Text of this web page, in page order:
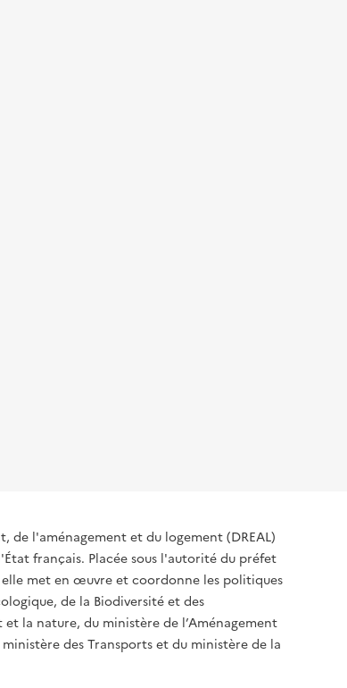
l'aménagement et du logement (DREAL)
français. Placée sous l'autorité du préfet
met en œuvre et coordonne les politiques
de la Biodiversité et des
la nature, du ministère de l’Aménagement
des Transports et du ministère de la